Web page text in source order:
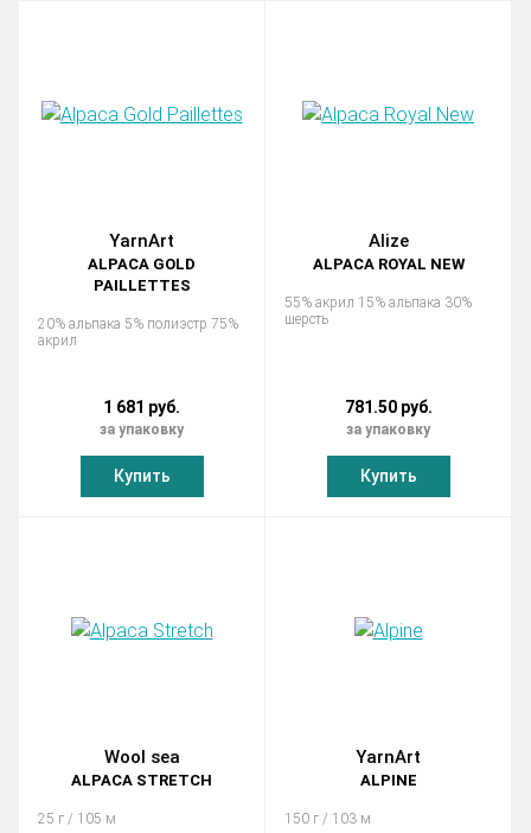
YarnArt
ALPACA GOLD
PAILLETTES
20% альпака 5% полиэстр 75%
акрил
1 681 руб.
за упаковку
Купить
Alize
ALPACA ROYAL NEW
55% акрил 15% альпака 30%
шерсть
781.50 руб.
за упаковку
Купить
Wool sea
ALPACA STRETCH
25 г / 105 м
YarnArt
ALPINE
150 г / 103 м